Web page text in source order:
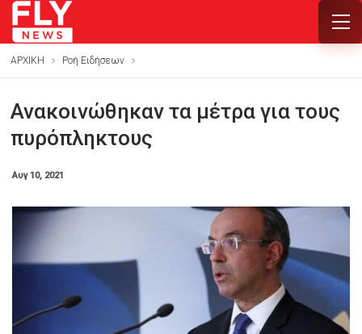
ΑΡΧΙΚΗ Ροή Ειδήσεων
Ανακοινώθηκαν τα μέτρα για τους
πυρόπληκτους
Αυγ 10, 2021